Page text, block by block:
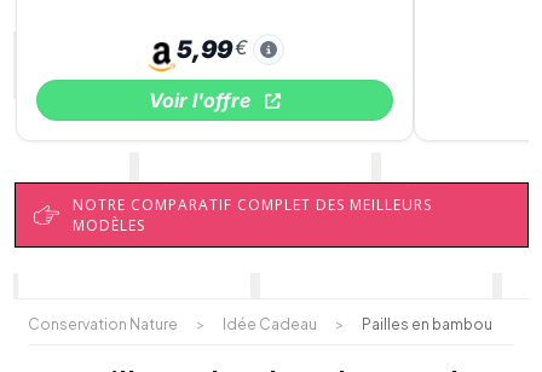
5,99€
Voir l'offre
NOTRE COMPARATIF COMPLET DES MEILLEURS
MODÈLES
Conservation Nature > Idée Cadeau > Pailles en bambou